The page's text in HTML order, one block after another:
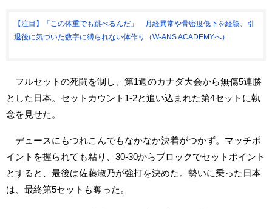
【注目】「この体重でも跳べるんだ」 月経異常や骨密度低下を経験、引
退後に気づいた数字に縛られない体作り（W-ANS ACADEMYへ）
フルセットの死闘を制し、第1週のカナダ大会から無傷5連勝
とした日本。セットカウント1-2と追い込まれた第4セットに執
念を見せた。
デュースにもつれこんでもなかなか決着がつかず。マッチポ
イントを握られても粘り、30-30からブロックでセットポイント
とすると、最後は佐藤淑乃が強打を決めた。勢いに乗った日本
は、最終第5セットも奪った。